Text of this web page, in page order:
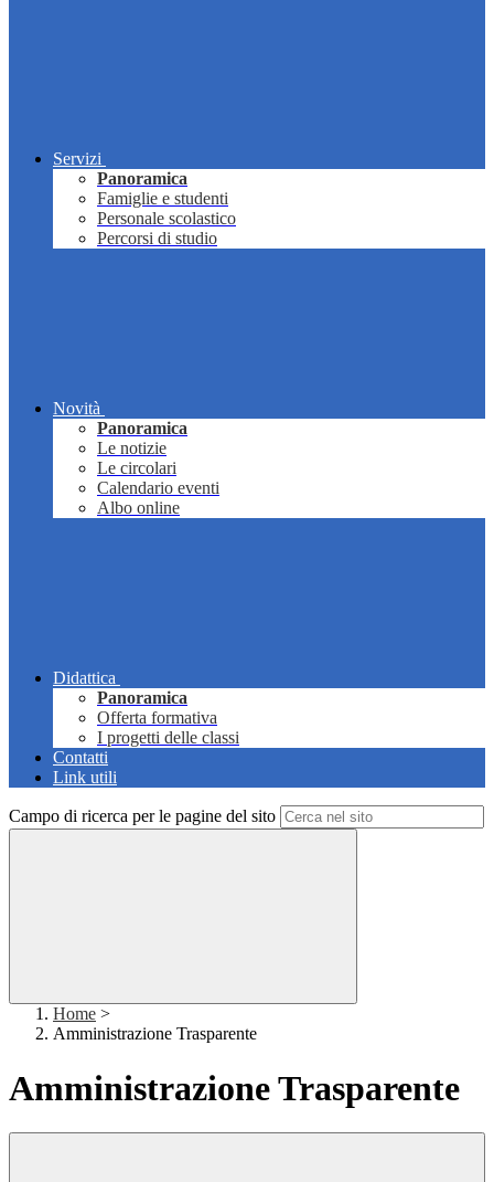
Servizi
Panoramica
Famiglie e studenti
Personale scolastico
Percorsi di studio
Novità
Panoramica
Le notizie
Le circolari
Calendario eventi
Albo online
Didattica
Panoramica
Offerta formativa
I progetti delle classi
Contatti
Link utili
Campo di ricerca per le pagine del sito
Home >
Amministrazione Trasparente
Amministrazione Trasparente